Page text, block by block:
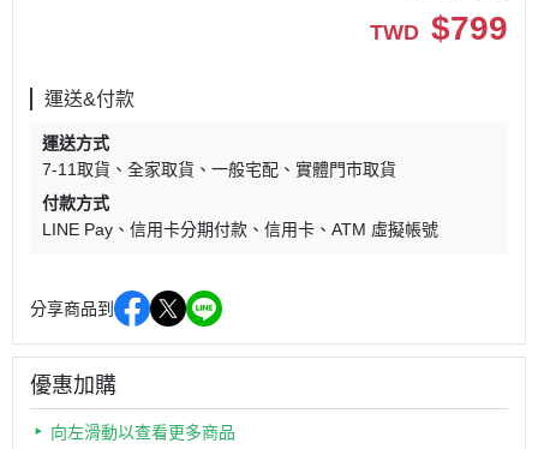
TWD $799
運送&付款
運送方式
7-11取貨
全家取貨 一般宅配
實體門市取貨
付款方式
LINE Pay
信用卡分期付款 信用卡 ATM 虛擬帳號
分享商品到
優惠加購
向左滑動以查看更多商品